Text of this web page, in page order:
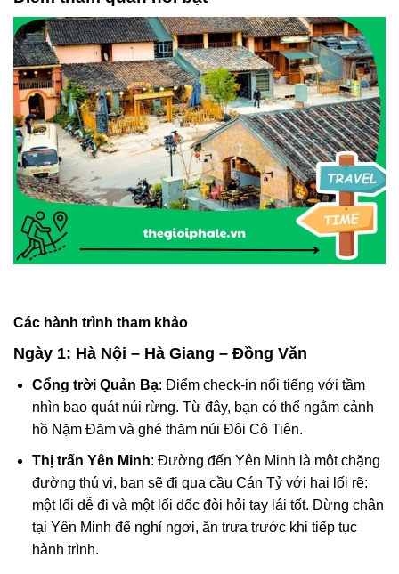
Các hành trình tham khảo
Ngày 1: Hà Nội – Hà Giang – Đồng Văn
Cổng trời Quản Bạ: Điểm check-in nổi tiếng với tầm
nhìn bao quát núi rừng. Từ đây, bạn có thể ngắm cảnh
hồ Nặm Đăm và ghé thăm núi Đôi Cô Tiên.
Thị trấn Yên Minh: Đường đến Yên Minh là một chặng
đường thú vị, bạn sẽ đi qua cầu Cán Tỷ với hai lối rẽ:
một lối dễ đi và một lối dốc đòi hỏi tay lái tốt. Dừng chân
tại Yên Minh để nghỉ ngơi, ăn trưa trước khi tiếp tục
hành trình.